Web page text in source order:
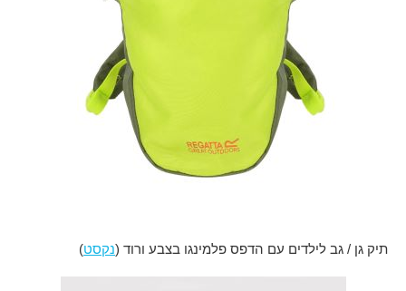
תיק גן / גב לילדים עם הדפס פלמינגו בצבע ורוד (נקסט)